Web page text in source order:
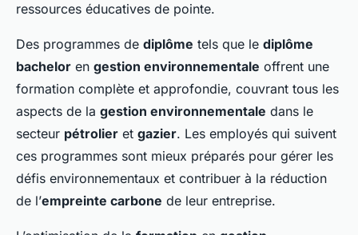
ressources éducatives de pointe.
Des programmes de diplôme tels que le diplôme
bachelor en gestion environnementale offrent une
formation complète et approfondie, couvrant tous les
aspects de la gestion environnementale dans le
secteur pétrolier et gazier. Les employés qui suivent
ces programmes sont mieux préparés pour gérer les
défis environnementaux et contribuer à la réduction
de l’empreinte carbone de leur entreprise.